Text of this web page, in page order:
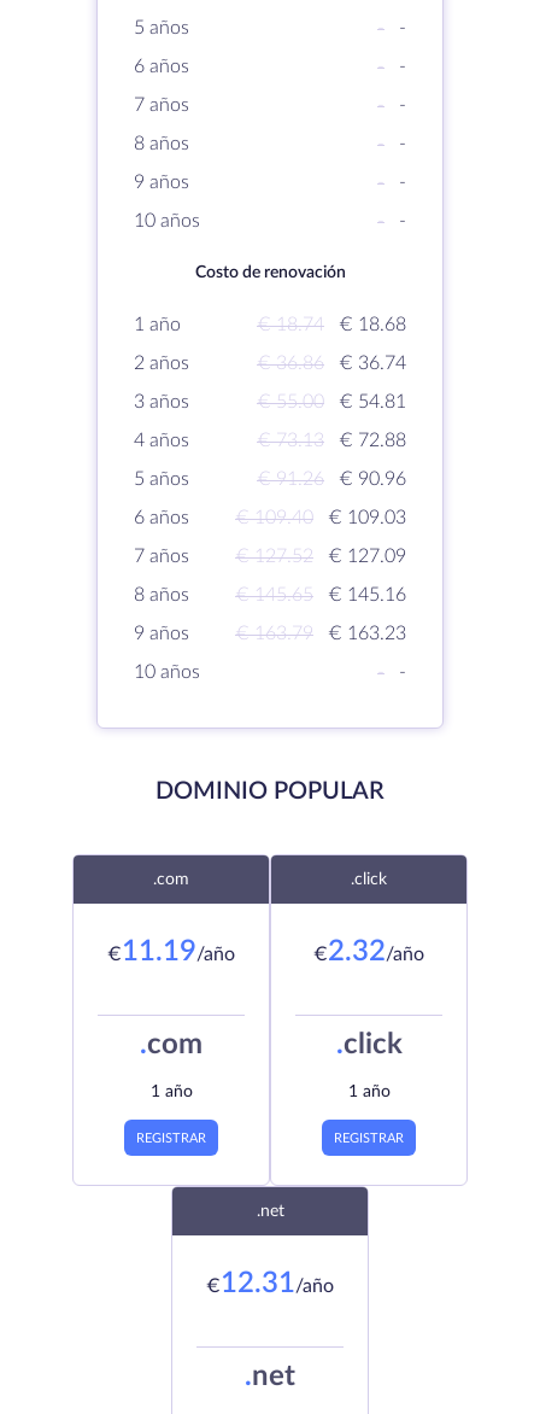
5 años
-
-
6 años
-
-
7 años
-
-
8 años
-
-
9 años
-
-
10 años
- -
Costo de renovación
1 año € 18.74
€ 18.68
2 años
€ 36.86
€ 36.74
3 años
€ 55.00
€ 54.81
4 años
€ 73.13
€ 72.88
5 años
€ 91.26
€ 90.96
6 años
€ 109.40
€ 109.03
7 años
€ 127.52
€ 127.09
8 años
€ 145.65
€ 145.16
9 años
€ 163.79
€ 163.23
10 años
- -
DOMINIO POPULAR
.com
€11.19/año
.com
1 año
REGISTRAR
.click
€2.32/año
.click
1 año
REGISTRAR
.net
€12.31/año
.net